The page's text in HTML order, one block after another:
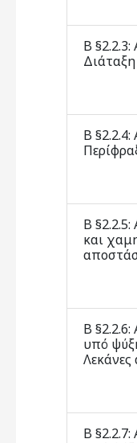
Β
Β
Β
και
Β
υπό
Λεκάνες
Β